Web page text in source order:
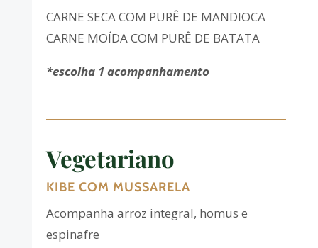
CARNE SECA COM PURÊ DE MANDIOCA
CARNE MOÍDA COM PURÊ DE BATATA
*escolha 1 acompanhamento
Vegetariano
KIBE COM MUSSARELA
Acompanha arroz integral, homus e
espinafre